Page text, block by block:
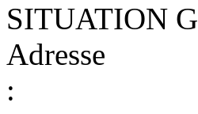
SITUATION
Adresse
: